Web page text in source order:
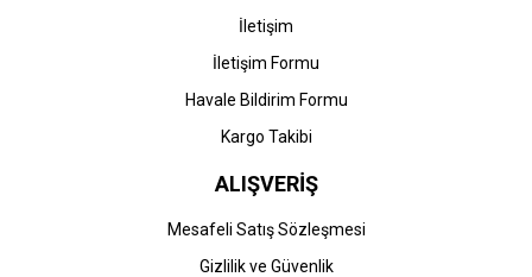
İletişim
İletişim Formu
Havale Bildirim Formu
Kargo Takibi
ALIŞVERİŞ
Mesafeli Satış Sözleşmesi
Gizlilik ve Güvenlik